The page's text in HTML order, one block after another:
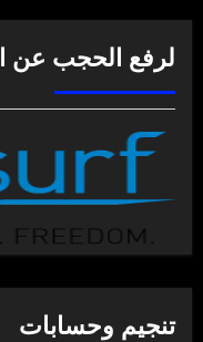
لرفع الحجب عن
تنجيم وحسابات